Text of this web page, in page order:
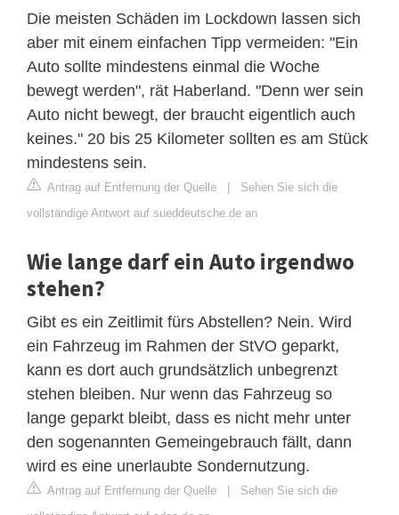
Die meisten Schäden im Lockdown lassen sich
aber mit einem einfachen Tipp vermeiden: "Ein
Auto sollte mindestens einmal die Woche
bewegt werden", rät Haberland. "Denn wer sein
Auto nicht bewegt, der braucht eigentlich auch
keines." 20 bis 25 Kilometer sollten es am Stück
mindestens sein.
Antrag auf Entfernung der Quelle | Sehen Sie sich die
vollständige Antwort auf sueddeutsche.de an
Wie lange darf ein Auto irgendwo
stehen?
Gibt es ein Zeitlimit fürs Abstellen? Nein. Wird
ein Fahrzeug im Rahmen der StVO geparkt,
kann es dort auch grundsätzlich unbegrenzt
stehen bleiben. Nur wenn das Fahrzeug so
lange geparkt bleibt, dass es nicht mehr unter
den sogenannten Gemeingebrauch fällt, dann
wird es eine unerlaubte Sondernutzung.
Antrag auf Entfernung der Quelle | Sehen Sie sich die